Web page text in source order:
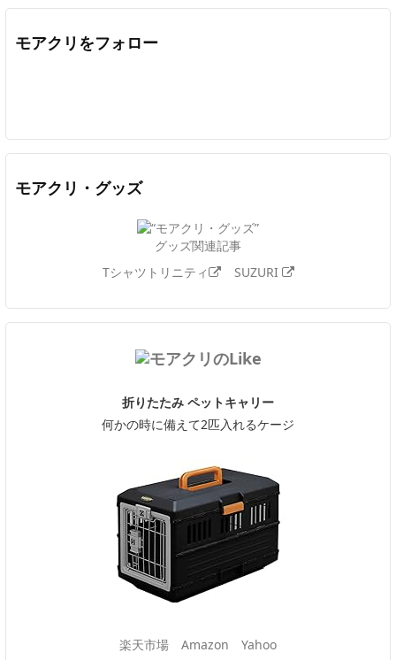
モアクリをフォロー
モアクリ・グッズ
グッズ関連記事
Tシャツトリニティ
SUZURI
折りたたみ ペットキャリー
何かの時に備えて2匹入れるケージ
楽天市場 Amazon
Yahoo